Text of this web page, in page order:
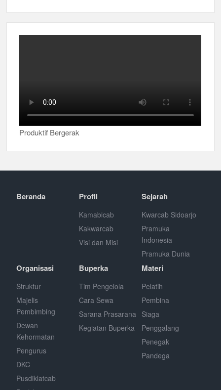
Produktif Bergerak
Beranda Profil
Kamabicab
Kakwarcab
Visi dan Misi
Sejarah
Kwarcab Sidoarjo
Pramuka
Indonesia
Pramuka Dunia
Organisasi
Struktur
Majelis
Pembimbing
Dewan
Kehormatan
Pengurus
DKC
Pusdiklatcab
Buperka
Tim Pengelola
Cara Sewa
Sarana Prasarana
Kegiatan Buperka
Materi
Pelatih
Pembina
Siaga
Penggalang
Penegak
Pandega